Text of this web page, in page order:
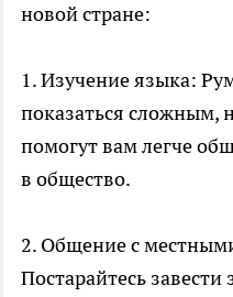
новой стране:
1. Изучение языка:
показаться сложным,
помогут вам легче
в общество.
2. Общение с
Постарайтесь